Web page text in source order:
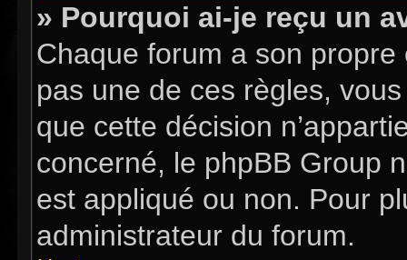
» Pourquoi ai-je reçu un
Chaque forum a son
pas une de ces règles,
que cette décision
concerné, le phpBB Group
est appliqué ou non. Pour
administrateur du forum.